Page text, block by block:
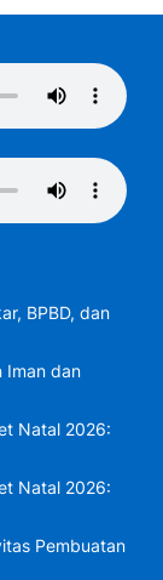
BPBD, dan
Iman dan
Natal 2026:
Natal 2026:
Pembuatan